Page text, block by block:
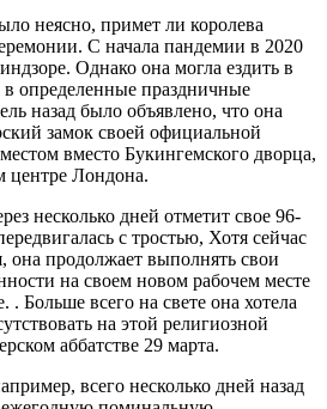
неясно, примет ли королева
С начала пандемии в 2020
Однако она могла ездить в
определенные праздничные
назад было объявлено, что она
замок своей официальной
вместо Букингемского дворца,
центре Лондона.
несколько дней отметит свое 96-
с тростью, Хотя сейчас
она продолжает выполнять свои
на своем новом рабочем месте
Больше всего на свете она хотела
на этой религиозной
аббатстве 29 марта.
всего несколько дней назад